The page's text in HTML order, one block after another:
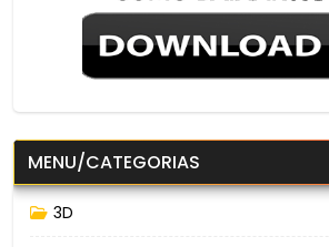
MENU/CATEGORIAS
3D